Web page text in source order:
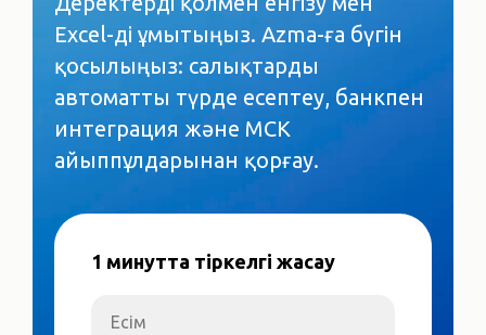
Excel-ді ұмытыңыз. Azma-ға бүгін
қосылыңыз: салықтарды
автоматты түрде есептеу, банкпен
интеграция және МСК
айыппұлдарынан қорғау.
1 минутта тіркелгі жасау
Есім